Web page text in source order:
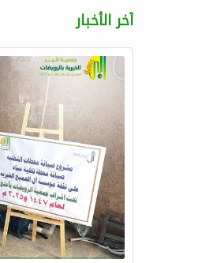
آخر الأخبار